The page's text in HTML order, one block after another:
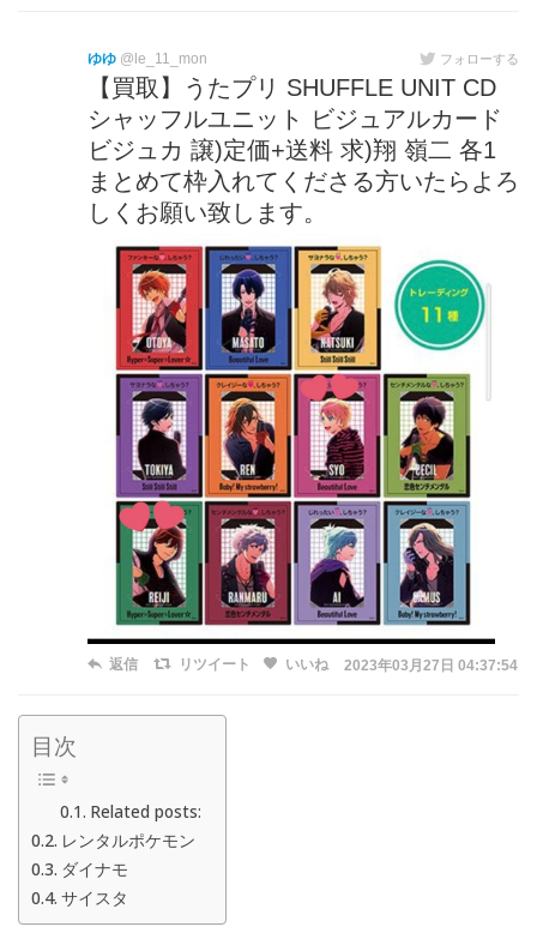
ゆゆ @le_11_mon フォローする
【買取】うたプリ SHUFFLE UNIT CD
シャッフルユニット ビジュアルカード
ビジュカ 譲)定価+送料 求)翔 嶺二 各1
まとめて枠入れてくださる方いたらよろ
しくお願い致します。
返信 リツイート いいね 2023年03月27日 04:37:54
目次
Related posts:
レンタルポケモン
ダイナモ
サイスタ